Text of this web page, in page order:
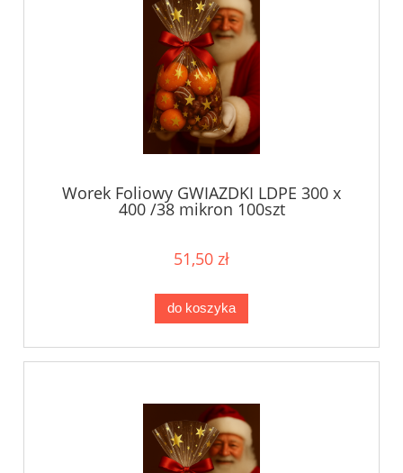
Worek Foliowy GWIAZDKI LDPE 300 x
400 /38 mikron 100szt
51,50 zł
do koszyka